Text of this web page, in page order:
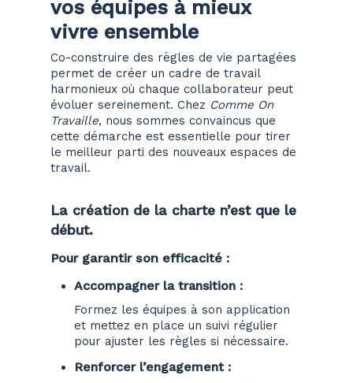
vos équipes à mieux
vivre ensemble
Co-construire des règles de vie partagées
permet de créer un cadre de travail
harmonieux où chaque collaborateur peut
évoluer sereinement. Chez Comme On
Travaille, nous sommes convaincus que
cette démarche est essentielle pour tirer
le meilleur parti des nouveaux espaces de
travail.
La création de la charte n’est que le
début.
Pour garantir son efficacité :
Accompagner la transition :
Formez les équipes à son application
et mettez en place un suivi régulier
pour ajuster les règles si nécessaire.
Renforcer l’engagement :